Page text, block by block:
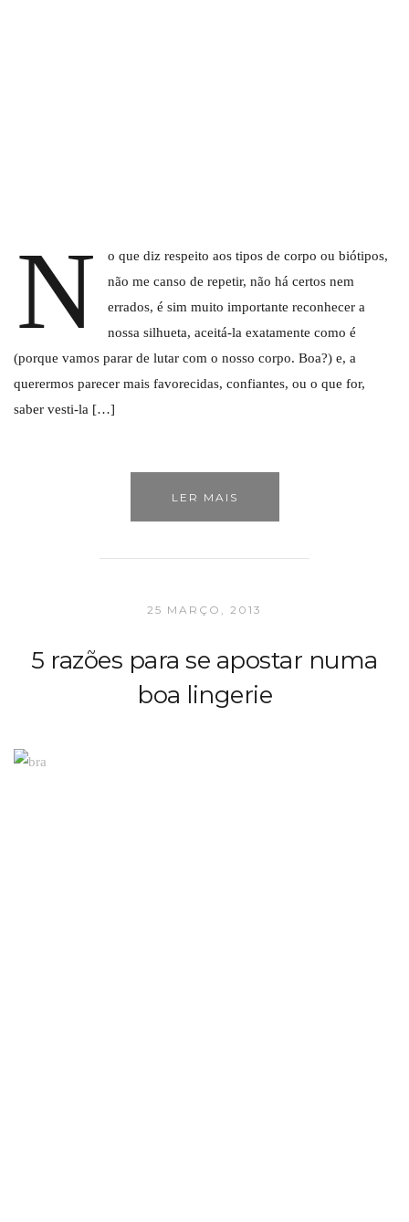
N
o que diz respeito aos tipos de corpo ou biótipos,
não me canso de repetir, não há certos nem
errados, é sim muito importante reconhecer a
nossa silhueta, aceitá-la exatamente como é
(porque vamos parar de lutar com o nosso corpo. Boa?) e, a
querermos parecer mais favorecidas, confiantes, ou o que for,
saber vesti-la […]
LER MAIS
25 MARÇO, 2013
5 razões para se apostar numa
boa lingerie